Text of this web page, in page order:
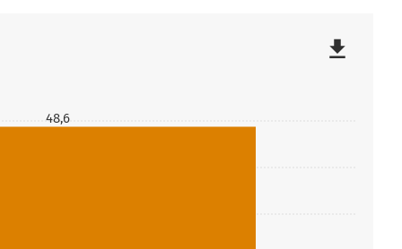
48,6
file_download